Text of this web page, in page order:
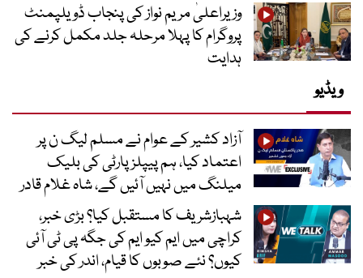
وزیراعلیٰ مریم نواز کی پنجاب ڈویلپمنٹ
پروگرام کا پہلا مرحلہ جلد مکمل کرنے کی
ہدایت
ویڈیو
آزاد کشیر کے عوام نے مسلم لیگ ن پر
اعتماد کیا، ہم پیپلز پارٹی کی بلیک
میلنگ میں نہیں آئیں گے، شاہ غلام قادر
شہبازشریف کا مستقبل کیا؟ بڑی خبر،
کراچی میں ایم کیو ایم کی جگہ پی ٹی آئی
کیوں؟ نئے صوبوں کا قیام، اندر کی خبر